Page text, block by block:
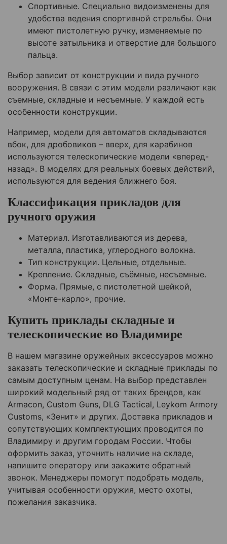
Спортивные. Специально видоизменены для
удобства ведения спортивной стрельбы. Они
имеют пистолетную ручку, изменяемые по
высоте затыльника и отверстие для большого
пальца.
Выбор зависит от конструкции и вида ручного
вооружения. В связи с этим модели различают как
съемные, складные и несъемные. У каждой есть
особенности конструкции.
Например, модели для автоматов складываются
вбок, для дробовиков – вверх, для карабинов
используются телескопические модели «вперед-
назад». В моделях для реальных боевых действий,
используются для ведения ближнего боя.
Классификация прикладов для
ручного оружия
Материал. Изготавливаются из дерева,
металла, пластика, углеродного волокна.
Тип конструкции. Цельные, отдельные.
Крепление. Складные, съёмные, несъемные.
Форма. Прямые, с пистолетной шейкой,
«Монте-карло», прочие.
Купить приклады складные и
телескопические во Владимире
В нашем магазине оружейных аксессуаров можно
заказать телескопические и складные приклады по
самым доступным ценам. На выбор представлен
широкий модельный ряд от таких брендов, как
Armacon, Custom Guns, DLG Tactical, Leykom Armory
Customs, «Зенит» и других. Доставка прикладов и
сопутствующих комплектующих проводится по
Владимиру и другим городам России. Чтобы
оформить заказ, уточнить наличие на складе,
напишите оператору или закажите обратный
звонок. Менеджеры помогут подобрать модель,
учитывая особенности оружия, место охоты,
пожелания заказчика.